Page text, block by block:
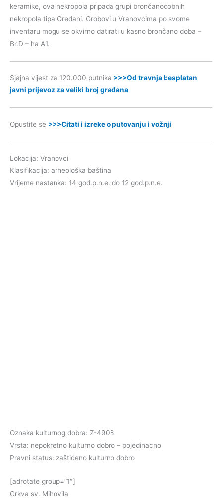
keramike, ova nekropola pripada grupi brončanodobnih
nekropola tipa Gređani. Grobovi u Vranovcima po svome
inventaru mogu se okvirno datirati u kasno brončano doba –
Br.D – ha A1.
Sjajna vijest za 120.000 putnika >>>Od travnja besplatan
javni prijevoz za veliki broj građana
Opustite se >>>Citati i izreke o putovanju i vožnji
Lokacija: Vranovci
Klasifikacija: arheološka baština
Vrijeme nastanka: 14 god.p.n.e. do 12 god.p.n.e.
Oznaka kulturnog dobra: Z-4908
Vrsta: nepokretno kulturno dobro – pojedinacno
Pravni status: zaštićeno kulturno dobro
[adrotate group=”1″]
Crkva sv. Mihovila